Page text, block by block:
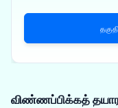
விண்ணப்பிக்கத்